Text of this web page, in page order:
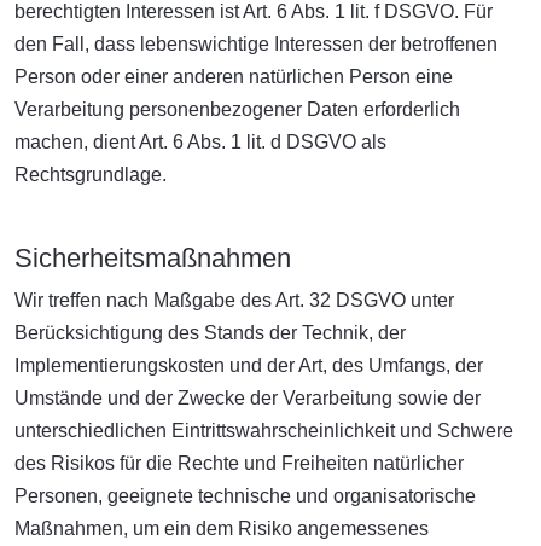
berechtigten Interessen ist Art. 6 Abs. 1 lit. f DSGVO. Für
den Fall, dass lebenswichtige Interessen der betroffenen
Person oder einer anderen natürlichen Person eine
Verarbeitung personenbezogener Daten erforderlich
machen, dient Art. 6 Abs. 1 lit. d DSGVO als
Rechtsgrundlage.
Sicherheitsmaßnahmen
Wir treffen nach Maßgabe des Art. 32 DSGVO unter
Berücksichtigung des Stands der Technik, der
Implementierungskosten und der Art, des Umfangs, der
Umstände und der Zwecke der Verarbeitung sowie der
unterschiedlichen Eintrittswahrscheinlichkeit und Schwere
des Risikos für die Rechte und Freiheiten natürlicher
Personen, geeignete technische und organisatorische
Maßnahmen, um ein dem Risiko angemessenes